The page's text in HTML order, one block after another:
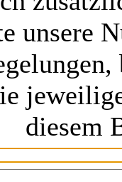
unsere
diesem